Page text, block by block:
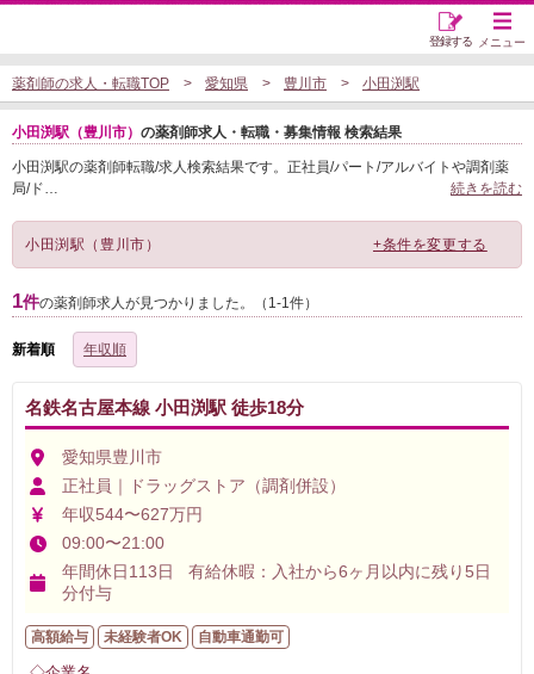
メニュー
登録する
薬剤師の求人・転職TOP 愛知県 豊川市 小田渕駅
小田渕駅（豊川市） の薬剤師求人・転職・募集情報 検索結果
小田渕駅の薬剤師転職/求人検索結果です。正社員/パート/アルバイトや調剤薬
局/ド… 続きを読む
小田渕駅（豊川市） +条件を変更する
1件の薬剤師求人が見つかりました。（1-1件）
新着順 年収順
名鉄名古屋本線 小田渕駅 徒歩18分
愛知県豊川市
正社員｜ドラッグストア（調剤併設）
年収544〜627万円
09:00〜21:00
年間休日113日 有給休暇：入社から6ヶ月以内に残り5日
分付与
高額給与 未経験者OK 自動車通勤可